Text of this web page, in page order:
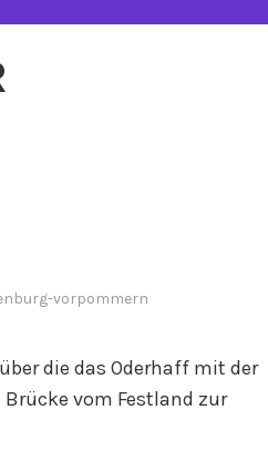
vorpommern
die das Oderhaff mit der
vom Festland zur